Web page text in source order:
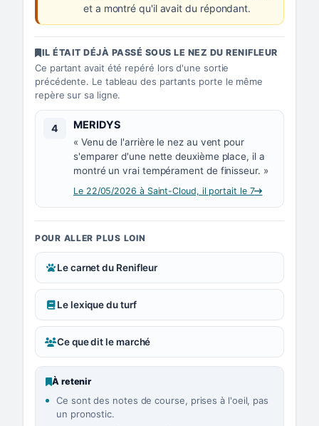
et a montré qu'il avait du répondant.
IL ÉTAIT DÉJÀ PASSÉ SOUS LE NEZ DU RENIFLEUR
Ce partant avait été repéré lors d'une sortie
précédente. Le tableau des partants porte le même
repère sur sa ligne.
4 Numéro 4 :
MERIDYS
« Venu de l'arrière le nez au vent pour
s'emparer d'une nette deuxième place, il a
montré un vrai tempérament de finisseur. »
Le 22/05/2026 à Saint-Cloud, il portait le 7
POUR ALLER PLUS LOIN
Le carnet du Renifleur
Le lexique du turf
Ce que dit le marché
À retenir
Ce sont des notes de course, prises à l'oeil, pas
un pronostic.